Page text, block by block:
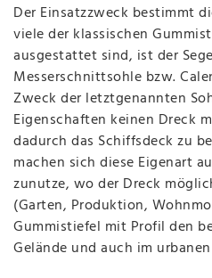
Der Einsatzzweck bestimmt
viele der klassischen
ausgestattet sind, ist der
Messerschnittsohle bzw.
Zweck der letztgenannten
Eigenschaften keinen Dreck
dadurch das Schiffsdeck zu
machen sich diese Eigenart
zunutze, wo der Dreck
(Garten, Produktion,
Gummistiefel mit Profil den
Gelände und auch im